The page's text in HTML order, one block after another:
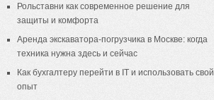
Рольставни как современное решение для
защиты и комфорта
Аренда экскаватора-погрузчика в Москве: когда
техника нужна здесь и сейчас
Как бухгалтеру перейти в IT и использовать свой
опыт